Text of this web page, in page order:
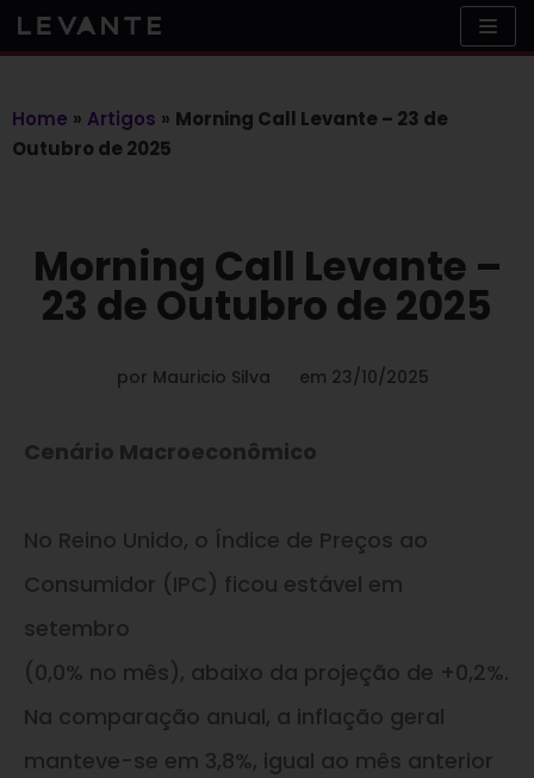
Skip
to
Home » Artigos » Morning Call Levante – 23 de
Outubro de 2025
Morning Call Levante –
23 de Outubro de 2025
por Mauricio Silva em 23/10/2025
Cenário Macroeconômico
No Reino Unido, o Índice de Preços ao
Consumidor (IPC) ficou estável em
setembro
(0,0% no mês), abaixo da projeção de +0,2%.
Na comparação anual, a inflação geral
manteve-se em 3,8%, igual ao mês anterior